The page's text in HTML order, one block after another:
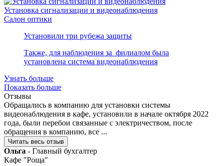
Установка сигнализации и видеонаблюдения
Салон оптики
Установили три рубежа защиты
Также, для наблюдения за филиалом была
установлена система видеонаблюдения
Узнать больше
Показать больше
Отзывы
Обращались в компанию для установки системы
видеонаблюдения в кафе, установили в начале октября 2022
года, были перебои связанные с электричеством, после
обращения в компанию, все ...
Читать весь отзыв
Ольга - Главный бухгалтер
Кафе "Роща"